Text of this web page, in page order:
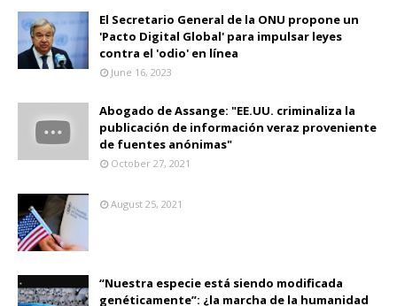
El Secretario General de la ONU propone un
'Pacto Digital Global' para impulsar leyes
contra el 'odio' en línea
June 16, 2023
Abogado de Assange: "EE.UU. criminaliza la
publicación de información veraz proveniente
de fuentes anónimas"
October 27, 2021
August 25, 2021
“Nuestra especie está siendo modificada
genéticamente”: ¿la marcha de la humanidad